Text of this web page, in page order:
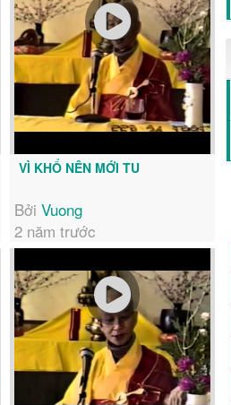
VÌ KHỔ NÊN MỚI TU
Bởi Vuong
2 năm trước